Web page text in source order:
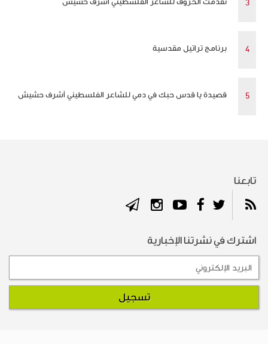
تقدمت الحروف للشاعر الفلسطيني أشرف حشيش
برنامج تراتيل مقدسية
قصيدة يا قدس حبك في دمي للشاعر الفلسطيني أشرف حشيش
تابعنا
اشترك في نشرتنا الإخبارية